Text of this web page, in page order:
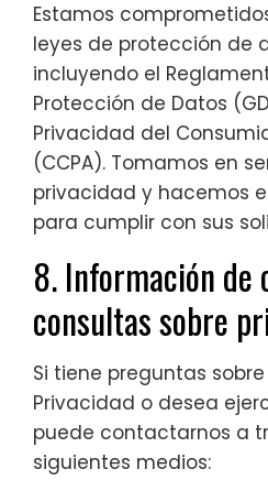
Estamos
leyes de protección de
incluyendo el
Protección de Datos
Privacidad del
(CCPA). Tomamos en
privacidad y hacemos
para cumplir con sus
8. Información de
consultas sobre
Si tiene preguntas
Privacidad o desea
puede contactarnos a
siguientes medios: